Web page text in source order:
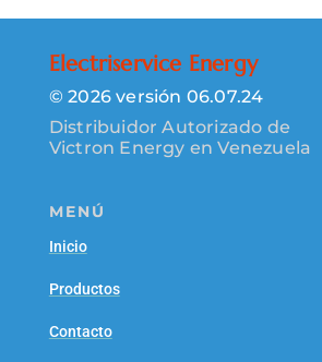
Electriservice Energy
© 2026 versión 06.07.24
Distribuidor Autorizado de
Victron Energy en Venezuela
MENÚ
Inicio
Productos
Contacto